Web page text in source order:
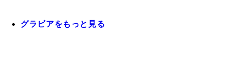
グラビアをもっと見る